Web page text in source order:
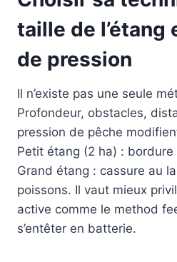
taille de l’étang
de pression
Il n’existe pas une seule
Profondeur, obstacles,
pression de pêche
Petit étang (2 ha) :
Grand étang : cassure au
poissons. Il vaut mieux
active comme le method
s’entêter en batterie.